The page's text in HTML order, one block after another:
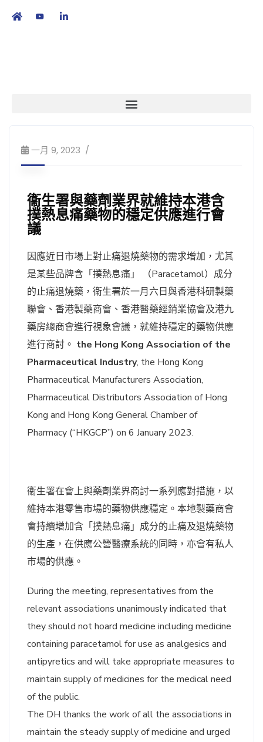
一月 9, 2023
衞生署與藥劑業界就維持本港含
撲熱息痛藥物的穩定供應進行會
議
因應近日市場上對止痛退燒藥物的需求增加，尤其
是某些品牌含「撲熱息痛」 （Paracetamol）成分
的止痛退燒藥，衞生署於一月六日與香港科研製藥
聯會、香港製藥商會、香港醫藥經銷業協會及港九
藥房總商會進行視象會議，就維持穩定的藥物供應
進行商討。 the Hong Kong Association of the
Pharmaceutical Industry, the Hong Kong
Pharmaceutical Manufacturers Association,
Pharmaceutical Distributors Association of Hong
Kong and Hong Kong General Chamber of
Pharmacy (“HKGCP”) on 6 January 2023.
衞生署在會上與藥劑業界商討一系列應對措施，以
維持本港零售市場的藥物供應穩定。本地製藥商會
會持續增加含「撲熱息痛」成分的止痛及退燒藥物
的生產，在供應公營醫療系統的同時，亦會有私人
市場的供應。
During the meeting, representatives from the
relevant associations unanimously indicated that
they should not hoard medicine including medicine
containing paracetamol for use as analgesics and
antipyretics and will take appropriate measures to
maintain supply of medicines for the medical need
of the public.
The DH thanks the work of all the associations in
maintain the steady supply of medicine and urged